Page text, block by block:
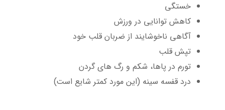
خستگی
کاهش توانایی در ورزش
آگاهی ناخوشایند از ضربان قلب خود
تپش قلب
تورم در پاها، شکم و رگ های گردن
درد قفسه سینه (این مورد کمتر شایع است)